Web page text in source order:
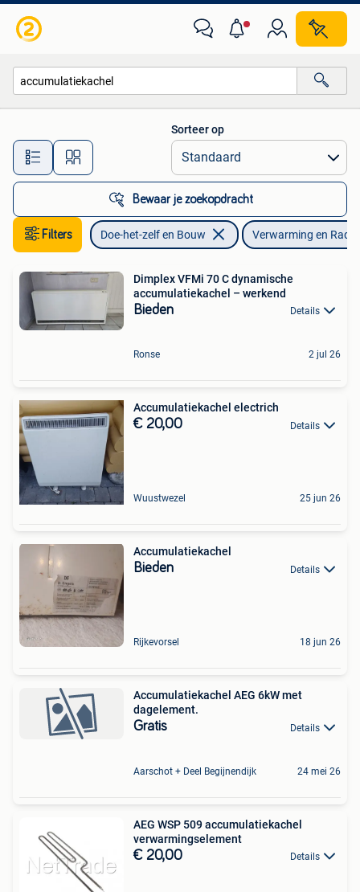
Alle afstanden…
Sorteer op
Bewaar je zoekopdracht
Filters Doe-het-zelf en Bouw Verwarming en
Dimplex VFMi 70 C dynamische
accumulatiekachel – werkend
Bieden Details
Ronse 2 jul 26
Accumulatiekachel electrich
€ 20,00 Details
Wuustwezel 25 jun 26
Accumulatiekachel
Bieden Details
Rijkevorsel 18 jun 26
Accumulatiekachel AEG 6kW met
dagelement.
Gratis Details
Aarschot + Deel Begijnendijk 24 mei 26
AEG WSP 509 accumulatiekachel
verwarmingselement
€ 20,00 Details